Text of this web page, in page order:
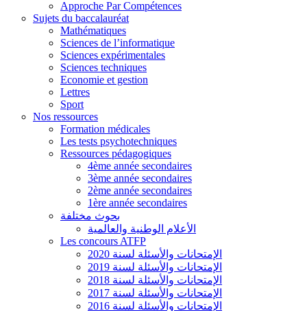
Approche Par Compétences
Sujets du baccalauréat
Mathématiques
Sciences de l’informatique
Sciences expérimentales
Sciences techniques
Economie et gestion
Lettres
Sport
Nos ressources
Formation médicales
Les tests psychotechniques
Ressources pédagogiques
4ème année secondaires
3ème année secondaires
2ème année secondaires
1ère année secondaires
بحوث مختلفة
الأعلام الوطنية والعالمية
Les concours ATFP
الإمتحانات والأسئلة لسنة 2020
الإمتحانات والأسئلة لسنة 2019
الإمتحانات والأسئلة لسنة 2018
الإمتحانات والأسئلة لسنة 2017
الإمتحانات والأسئلة لسنة 2016